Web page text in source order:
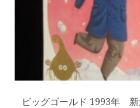
ビッグゴールド 1993年